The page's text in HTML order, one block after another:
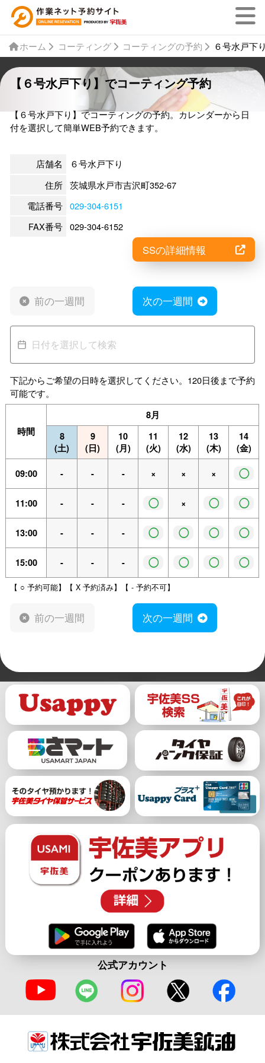
ホーム コーティング コーティングの予約 ６号水戸下
【６号水戸下り】でコーティング予約
【６号水戸下り】でコーティングの予約。カレンダーから日
付を選択して簡単WEB予約できます。
店舗名
６号水戸下り
住所 茨城県水戸市吉沢町352-67
電話番号 029-304-6151
FAX番号 029-304-6152
SSの詳細情報
前の一週間 次の一週間
下記からご希望の日時を選択してください。120日後まで予約
可能です。
時間
8月
8
(土)
9
(日)
10
(月)
11
(火)
12
(水)
13
(木)
14
(金)
09:00 - - - × × × ◯
11:00 - - - ◯ × ◯ ◯
13:00 - - - ◯ ◯ ◯ ◯
15:00 - - - ◯ ◯ ◯ ◯
【 ○ 予約可能】【 X 予約済み】【 - 予約不可】
前の一週間 次の一週間
公式アカウント